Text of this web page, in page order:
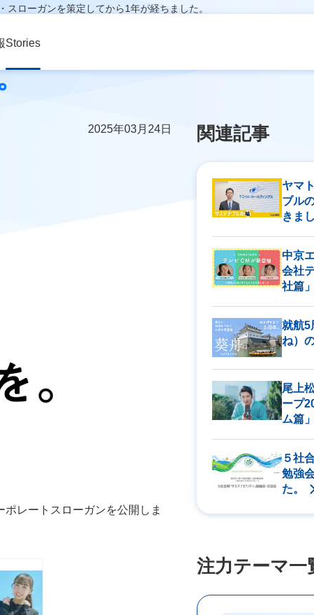
Stories
ローガンを策定してから1年が経ちました。
トメッセージ・スロ
2025年03月24日
レートスローガンを公開しま
関連記事
ヤマ
ブル
きま
中京
会社
社篇
就航5
ね）
尾上
ープ
ム篇
５社
勉強
た。
注力テーマ一